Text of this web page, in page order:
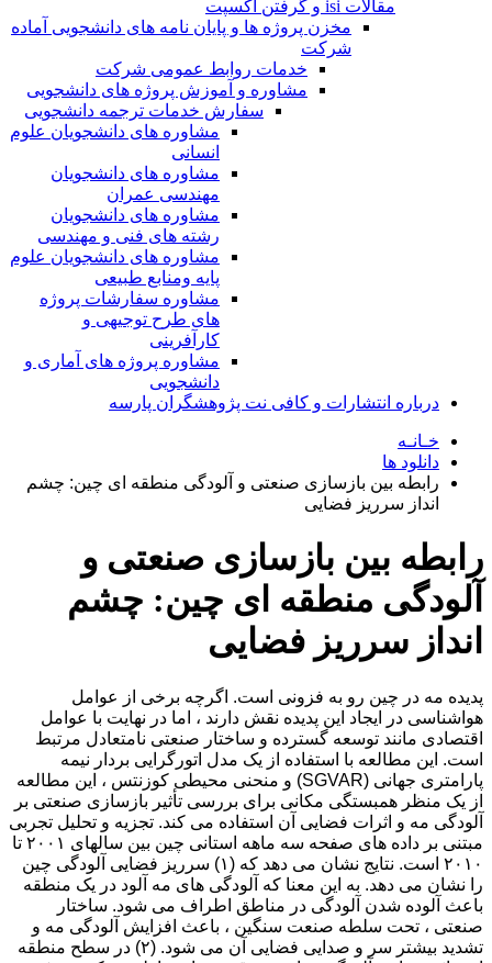
مقالات isi و گرفتن اکسپت
مخزن پروژه ها و پایان نامه های دانشجویی آماده
شرکت
خدمات روابط عمومی شرکت
مشاوره و آموزش پروژه های دانشجویی
سفارش خدمات ترجمه دانشجویی
مشاوره های دانشجویان علوم
انسانی
مشاوره های دانشجویان
مهندسی عمران
مشاوره های دانشجویان
رشته های فنی و مهندسی
مشاوره های دانشجویان علوم
پایه ومنابع طبیعی
مشاوره سفارشات پروژه
های طرح توجیهی و
کارآفرینی
مشاوره پروژه های آماری و
دانشجویی
درباره انتشارات و کافی نت پژوهشگران پارسه
خـانـه
دانلود ها
رابطه بین بازسازی صنعتی و آلودگی منطقه ای چین: چشم
انداز سرریز فضایی
رابطه بین بازسازی صنعتی و
آلودگی منطقه ای چین: چشم
انداز سرریز فضایی
پدیده مه در چین رو به فزونی است. اگرچه برخی از عوامل
هواشناسی در ایجاد این پدیده نقش دارند ، اما در نهایت با عوامل
اقتصادی مانند توسعه گسترده و ساختار صنعتی نامتعادل مرتبط
است. این مطالعه با استفاده از یک مدل اتورگرایی بردار نیمه
پارامتری جهانی (SGVAR) و منحنی محیطی کوزنتس ، این مطالعه
از یک منظر همبستگی مکانی برای بررسی تأثیر بازسازی صنعتی بر
آلودگی مه و اثرات فضایی آن استفاده می کند. تجزیه و تحلیل تجربی
مبتنی بر داده های صفحه سه ماهه استانی چین بین سالهای ۲۰۰۱ تا
۲۰۱۰ است. نتایج نشان می دهد که (۱) سرریز فضایی آلودگی چین
را نشان می دهد. به این معنا که آلودگی های مه آلود در یک منطقه
باعث آلوده شدن آلودگی در مناطق اطراف می شود. ساختار
صنعتی ، تحت سلطه صنعت سنگین ، باعث افزایش آلودگی مه و
تشدید بیشتر سر و صدایی فضایی آن می شود. (۲) در سطح منطقه